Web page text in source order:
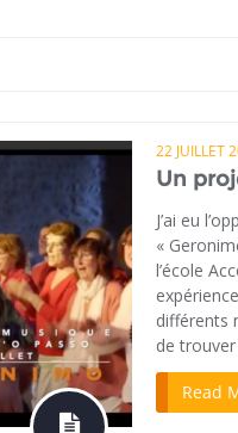
22 JUILLET
Un
J’ai eu
«
l’école
différents
de
Read